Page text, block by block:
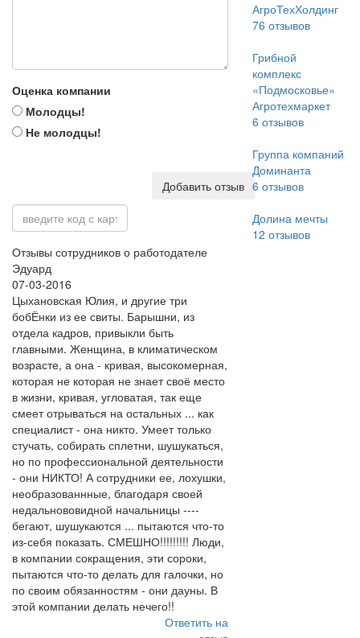
Оценка компании
Молодцы!
Не молодцы!
Добавить отзыв
Отзывы сотрудников о работодателе
Эдуард
07-03-2016
Цыхановская Юлия, и другие три
бобЁнки из ее свиты. Барышни, из
отдела кадров, привыкли быть
главными. Женщина, в климатическом
возрасте, а она - кривая, высокомерная,
которая не которая не знает своё место
в жизни, кривая, угловатая, так еще
смеет отрываться на остальных ... как
специалист - она никто. Умеет только
стучать, собирать сплетни, шушукаться,
но по профессиональной деятельности
- они НИКТО! А сотрудники ее, лохушки,
необразованнные, благодаря своей
недальнововидной начальницы ----
бегают, шушукаются ... пытаются что-то
из-себя показать. СМЕШНО!!!!!!!!! Люди,
в компании сокращения, эти сороки,
пытаются что-то делать для галочки, но
по своим обязанностям - они дауны. В
этой компании делать нечего!!
Ответить на
АгроТехХолдинг
76 отзывов
Грибной
комплекс
«Подмосковье»
Агротехмаркет
6 отзывов
Группа компаний
Доминанта
6 отзывов
Долина мечты
12 отзывов